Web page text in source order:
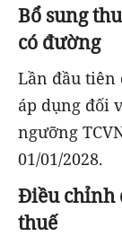
Bổ sung
có đường
Lần đầu tiên
áp dụng đối
ngưỡng
01/01/2028.
Điều chỉnh
thuế